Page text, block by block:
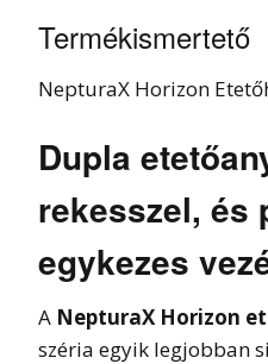
Termékismertető
NepturaX Horizon
Dupla
rekesszel, és
egykezes
A NepturaX Horizon
széria egyik legjobban